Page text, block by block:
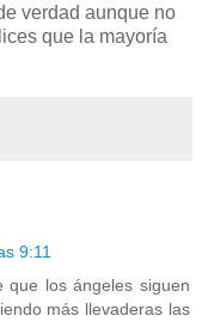
verdad aunque no
que la mayoría
9:11
los ángeles siguen
más llevaderas las